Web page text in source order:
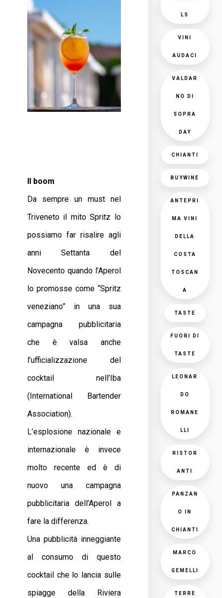
Il boom
Da sempre un must nel
Triveneto il mito Spritz lo
possiamo far risalire agli
anni Settanta del
Novecento quando l’Aperol
lo promosse come “Spritz
veneziano” in una sua
campagna pubblicitaria
che è valsa anche
l’ufficializzazione del
cocktail nell’Iba
(International Bartender
Association).
L’esplosione nazionale e
internazionale è invece
molto recente ed è di
nuovo una campagna
pubblicitaria dell’Aperol a
fare la differenza.
Una pubblicità inneggiante
al consumo di questo
cocktail che lo lancia sulle
spiagge della Riviera
LS
VINI
AUDACI
VALDAR
NO DI
SOPRA
DAY
CHIANTI
BUYWINE
ANTEPRI
MA VINI
DELLA
COSTA
TOSCAN
A
TASTE
FUORI DI
TASTE
LEONAR
DO
ROMANE
LLI
RISTOR
ANTI
PANZAN
O IN
CHIANTI
MARCO
GEMELLI
TERRE